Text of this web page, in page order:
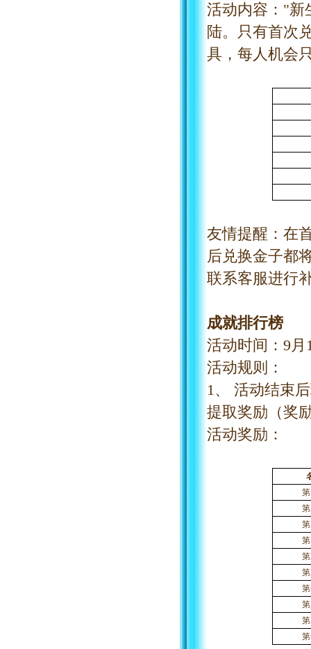
活动内容： "新
陆。只有首次
具，每人机会
友情提醒：在
后兑换金子都
联系客服进行
成就排行榜
活动时间： 9月
活动规则：
1、 活动结束
提取奖励（奖
活动奖励：